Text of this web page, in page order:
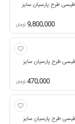
طرح پارسیان سایز
9,800,000 تومان
طرح پارسیان سایز
470,000تومان
طرح پارسیان سایز